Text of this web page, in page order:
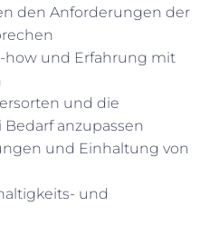
den Anforderungen der
how und Erfahrung mit
und die
anzupassen
und Einhaltung von
und